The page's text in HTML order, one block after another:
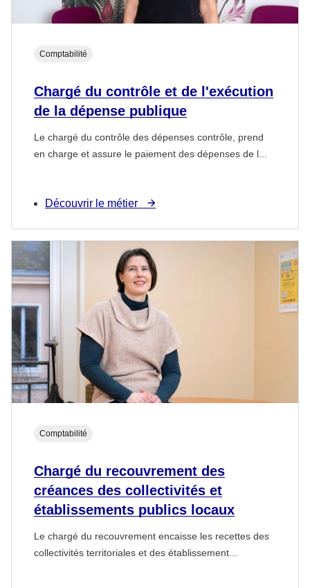
Chargé du contrôle et de l'exécution
de la dépense publique
Le chargé du contrôle des dépenses contrôle, prend
en charge et assure le paiement des dépenses de l...
Comptabilité
Découvrir le métier
Chargé du recouvrement des
créances des collectivités et
établissements publics locaux
Le chargé du recouvrement encaisse les recettes des
collectivités territoriales et des établissement...
Comptabilité